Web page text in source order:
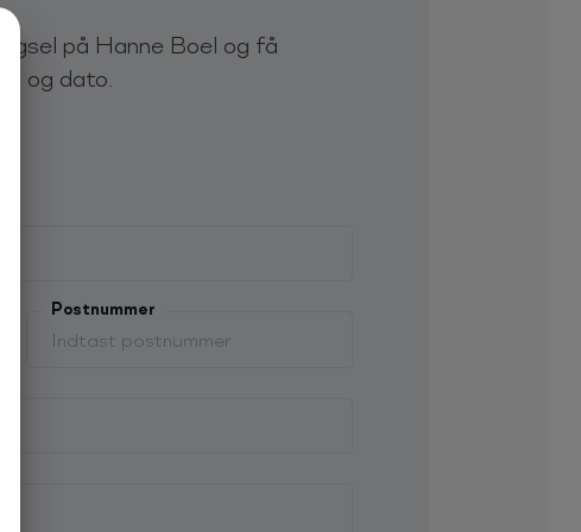
Forespørgsel-skemaet.
den musik der gjorde hende berømt – sange
på Hanne Boel og få
og dato.
Postnummer